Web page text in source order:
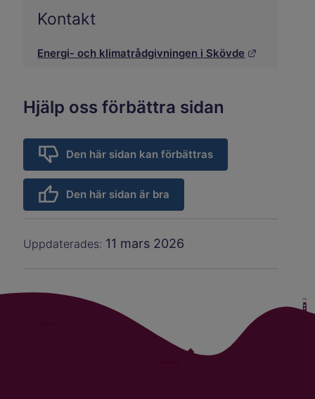
Kontakt
Energi- och klimatrådgivningen i Skövde
Hjälp oss förbättra sidan
Den här sidan kan förbättras
Den här sidan är bra
Uppdaterades: 11 mars 2026